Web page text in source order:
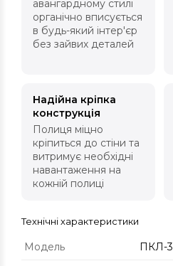
авангардному стилі
органічно вписується
в будь-який інтер'єр
без зайвих деталей
Надійна кріпка
конструкція
Полиця міцно
кріпиться до стіни та
витримує необхідні
навантаження на
кожній полиці
Технічні характеристики
Модель
ПКЛ-3